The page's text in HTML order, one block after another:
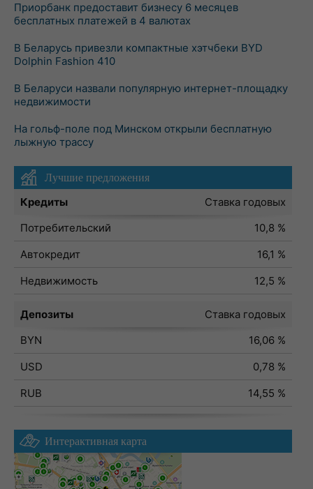
Приорбанк предоставит бизнесу 6 месяцев
бесплатных платежей в 4 валютах
В Беларусь привезли компактные хэтчбеки BYD
Dolphin Fashion 410
В Беларуси назвали популярную интернет-площадку
недвижимости
На гольф-поле под Минском открыли бесплатную
лыжную трассу
Лучшие предложения
Кредиты
Ставка годовых
Потребительский
10,8 %
Автокредит
16,1 %
Недвижимость
12,5 %
Депозиты
Ставка годовых
BYN
16,06 %
USD
0,78 %
RUB
14,55 %
Интерактивная карта